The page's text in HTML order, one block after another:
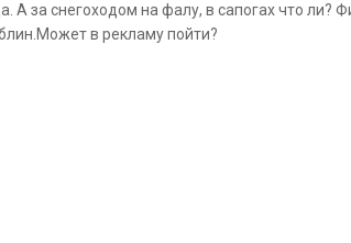
А за снегоходом на фалу, в сапогах что ли?
в рекламу пойти?